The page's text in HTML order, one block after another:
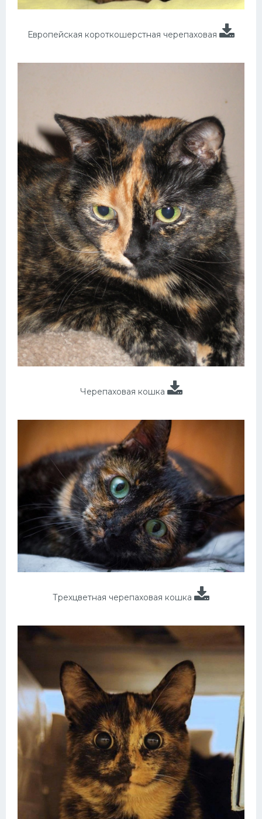
Европейская короткошерстная черепаховая
Черепаховая кошка
Трехцветная черепаховая кошка